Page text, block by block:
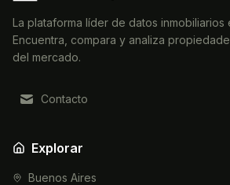
La plataforma líder de datos inmobiliarios
Encuentra, compara y analiza
del mercado.
Contacto
Explorar
Buenos Aires